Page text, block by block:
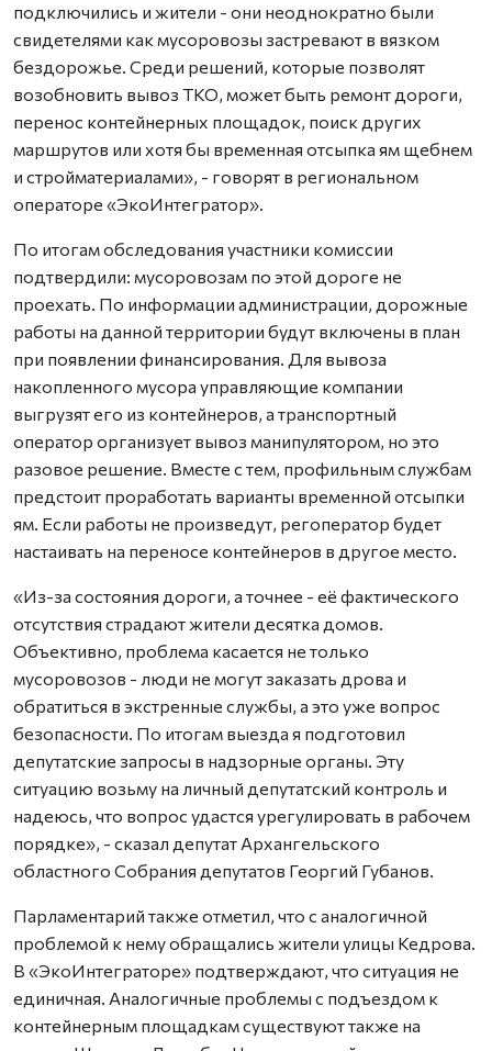
подключились и жители - они неоднократно были
свидетелями как мусоровозы застревают в вязком
бездорожье. Среди решений, которые позволят
возобновить вывоз ТКО, может быть ремонт дороги,
перенос контейнерных площадок, поиск других
маршрутов или хотя бы временная отсыпка ям щебнем
и стройматериалами», - говорят в региональном
операторе «ЭкоИнтегратор».
По итогам обследования участники комиссии
подтвердили: мусоровозам по этой дороге не
проехать. По информации администрации, дорожные
работы на данной территории будут включены в план
при появлении финансирования. Для вывоза
накопленного мусора управляющие компании
выгрузят его из контейнеров, а транспортный
оператор организует вывоз манипулятором, но это
разовое решение. Вместе с тем, профильным службам
предстоит проработать варианты временной отсыпки
ям. Если работы не произведут, регоператор будет
настаивать на переносе контейнеров в другое место.
«Из-за состояния дороги, а точнее - её фактического
отсутствия страдают жители десятка домов.
Объективно, проблема касается не только
мусоровозов - люди не могут заказать дрова и
обратиться в экстренные службы, а это уже вопрос
безопасности. По итогам выезда я подготовил
депутатские запросы в надзорные органы. Эту
ситуацию возьму на личный депутатский контроль и
надеюсь, что вопрос удастся урегулировать в рабочем
порядке», - сказал депутат Архангельского
областного Собрания депутатов Георгий Губанов.
Парламентарий также отметил, что с аналогичной
проблемой к нему обращались жители улицы Кедрова.
В «ЭкоИнтеграторе» подтверждают, что ситуация не
единичная. Аналогичные проблемы с подъездом к
контейнерным площадкам существуют также на